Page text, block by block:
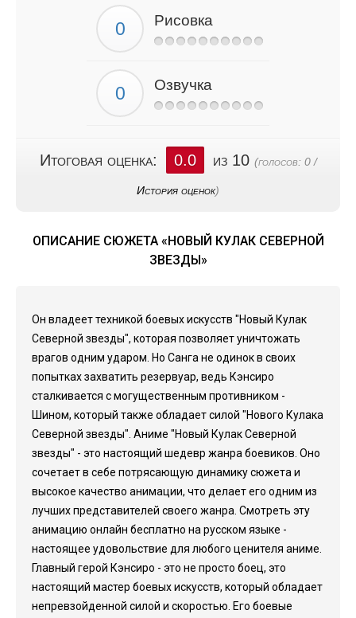
Рисовка
Озвучка
Итоговая оценка: 0.0 из 10 (голосов: 0/
История оценок)
ОПИСАНИЕ СЮЖЕТА «НОВЫЙ КУЛАК СЕВЕРНОЙ
ЗВЕЗДЫ»
Он владеет техникой боевых искусств "Новый Кулак
Северной звезды", которая позволяет уничтожать
врагов одним ударом. Но Санга не одинок в своих
попытках захватить резервуар, ведь Кэнсиро
сталкивается с могущественным противником -
Шином, который также обладает силой "Нового Кулака
Северной звезды". Аниме "Новый Кулак Северной
звезды" - это настоящий шедевр жанра боевиков. Оно
сочетает в себе потрясающую динамику сюжета и
высокое качество анимации, что делает его одним из
лучших представителей своего жанра. Смотреть эту
анимацию онлайн бесплатно на русском языке -
настоящее удовольствие для любого ценителя аниме.
Главный герой Кэнсиро - это не просто боец, это
настоящий мастер боевых искусств, который обладает
непревзойденной силой и скоростью. Его боевые